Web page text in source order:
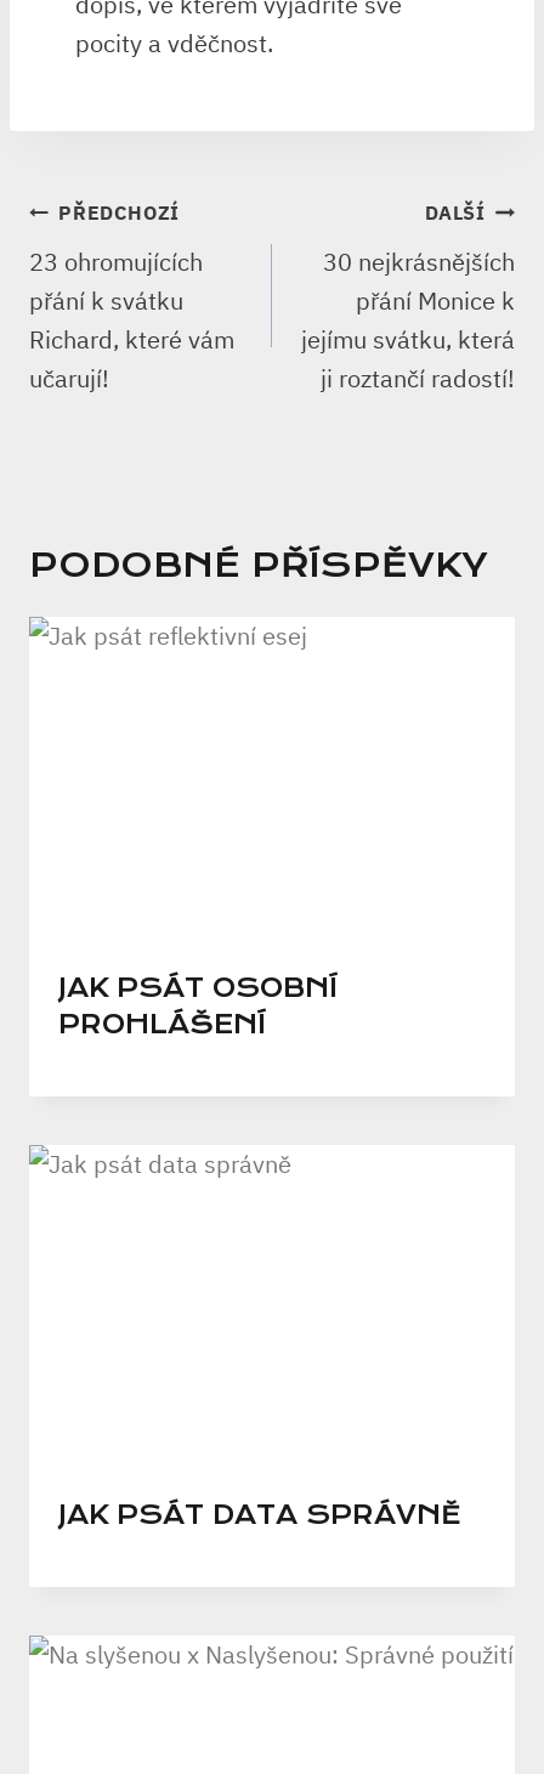
pocity a vděčnost.
NAVIGACE
PRO
PŘÍSPĚVEK
PŘEDCHOZÍ
23 ohromujících
přání k svátku
Richard, které vám
učarují!
DALŠÍ
30 nejkrásnějších
přání Monice k
jejímu svátku, která
ji roztančí radostí!
PODOBNÉ PŘÍSPĚVKY
JAK PSÁT OSOBNÍ
PROHLÁŠENÍ
JAK PSÁT DATA SPRÁVNĚ